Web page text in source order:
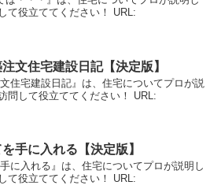
て役立ててください！ URL:
文住宅建設日記【決定版】
住宅建設日記』は、住宅についてプロが説
問して役立ててください！ URL:
手に入れる【決定版】
に入れる』は、住宅についてプロが説明し
て役立ててください！ URL: